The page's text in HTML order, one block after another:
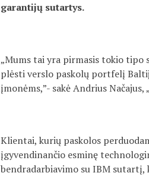
garantijų sutartys.
„Mums tai yra pirmasis tokio tipo
plėsti verslo paskolų portfelį
įmonėms,”- sakė Andrius
Klientai, kurių paskolos
įgyvendinančio esminę
bendradarbiavimo su IBM